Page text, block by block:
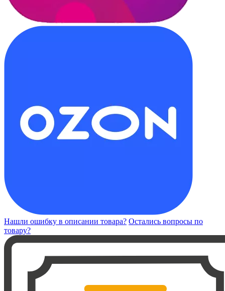
Нашли ошибку в описании товара? Остались вопросы по
товару?